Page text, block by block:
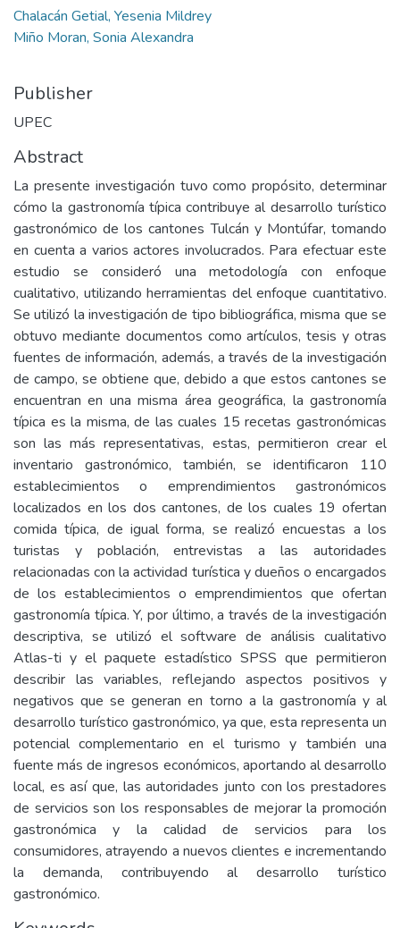
Chalacán Getial, Yesenia Mildrey
Miño Moran, Sonia Alexandra
Publisher
UPEC
Abstract
La presente investigación tuvo como propósito, determinar
cómo la gastronomía típica contribuye al desarrollo turístico
gastronómico de los cantones Tulcán y Montúfar, tomando
en cuenta a varios actores involucrados. Para efectuar este
estudio se consideró una metodología con enfoque
cualitativo, utilizando herramientas del enfoque cuantitativo.
Se utilizó la investigación de tipo bibliográfica, misma que se
obtuvo mediante documentos como artículos, tesis y otras
fuentes de información, además, a través de la investigación
de campo, se obtiene que, debido a que estos cantones se
encuentran en una misma área geográfica, la gastronomía
típica es la misma, de las cuales 15 recetas gastronómicas
son las más representativas, estas, permitieron crear el
inventario gastronómico, también, se identificaron 110
establecimientos o emprendimientos gastronómicos
localizados en los dos cantones, de los cuales 19 ofertan
comida típica, de igual forma, se realizó encuestas a los
turistas y población, entrevistas a las autoridades
relacionadas con la actividad turística y dueños o encargados
de los establecimientos o emprendimientos que ofertan
gastronomía típica. Y, por último, a través de la investigación
descriptiva, se utilizó el software de análisis cualitativo
Atlas-ti y el paquete estadístico SPSS que permitieron
describir las variables, reflejando aspectos positivos y
negativos que se generan en torno a la gastronomía y al
desarrollo turístico gastronómico, ya que, esta representa un
potencial complementario en el turismo y también una
fuente más de ingresos económicos, aportando al desarrollo
local, es así que, las autoridades junto con los prestadores
de servicios son los responsables de mejorar la promoción
gastronómica y la calidad de servicios para los
consumidores, atrayendo a nuevos clientes e incrementando
la demanda, contribuyendo al desarrollo turístico
gastronómico.